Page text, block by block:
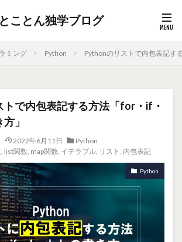
とことん独学ブログ
ミング Python Pythonのリストで内包表記す
で内包表記する方法「for・if・
」
2022年6月11日
Python
, list関数, map関数, イテラブル, リスト , 内包表記
Python